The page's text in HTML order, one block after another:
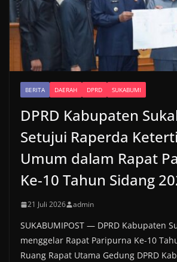
BERITA DAERAH DPRD SUKABUMI
DPRD Kabupaten
Setujui Raperda
Umum dalam Rapat
Ke-10 Tahun Sidang
21 Juli 2026 admin
SUKABUMIPOST — DPRD Kabupaten
menggelar Rapat Paripurna Ke-10
Ruang Rapat Utama Gedung DPRD